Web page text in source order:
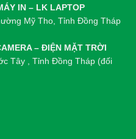
IN – LK LAPTOP
Mỹ Tho, Tỉnh Đồng Tháp
– ĐIỆN MẶT TRỜI
Tây , Tỉnh Đồng Tháp (đối